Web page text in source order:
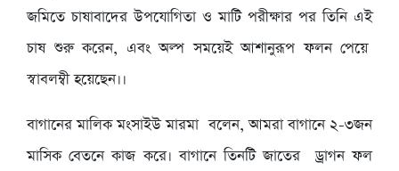
জমিতে চাষাবাদের উপযোগিতা ও মাটি পরীক্ষার পর তিনি এই
চাষ শুরু করেন, এবং অল্প সময়েই আশানুরূপ ফলন পেয়ে
স্বাবলম্বী হয়েছেন।।
বাগানের মালিক মংসাইউ মারমা বলেন, আমরা বাগানে ২-৩জন
মাসিক বেতনে কাজ করে। বাগানে তিনটি জাতের ড্রাগন ফল